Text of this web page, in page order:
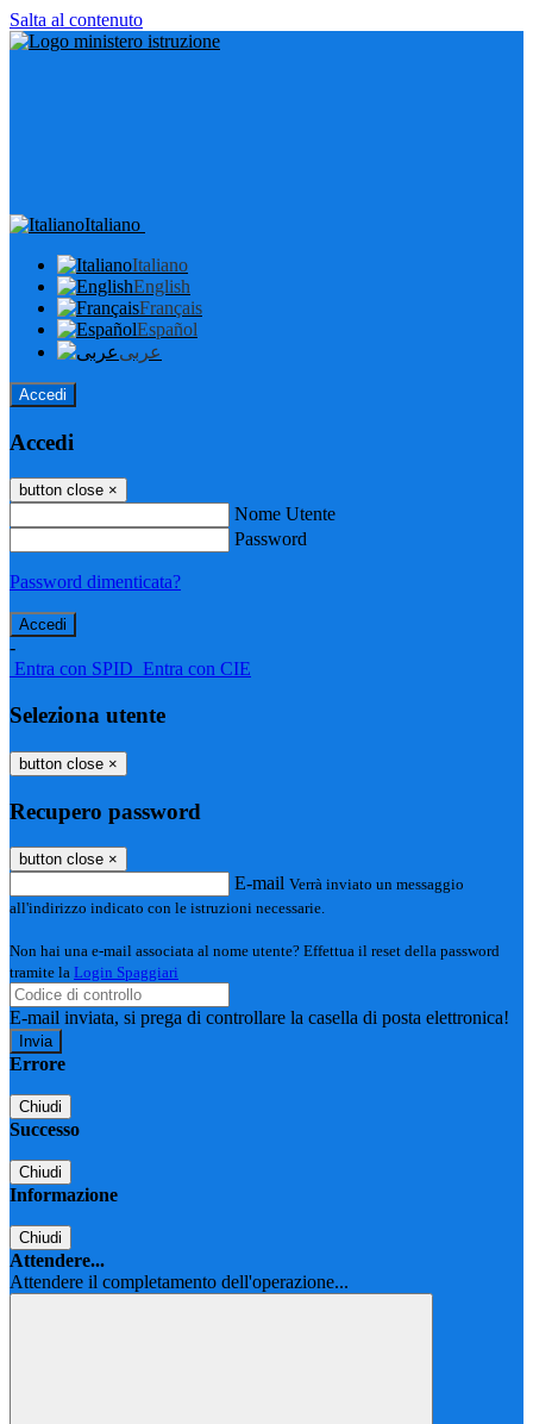
Salta al contenuto
Italiano
Italiano
English
Français
Español
عربى
Accedi
Accedi
button close ×
Nome Utente
Password
Password dimenticata?
-
Entra con SPID Entra con CIE
Seleziona utente
button close ×
Recupero password
button close ×
E-mail Verrà inviato un messaggio
all'indirizzo indicato con le istruzioni necessarie.
Non hai una e-mail associata al nome utente? Effettua il reset della password
tramite la Login Spaggiari
E-mail inviata, si prega di controllare la casella di posta elettronica!
Errore
Chiudi
Successo
Chiudi
Informazione
Chiudi
Attendere...
Attendere il completamento dell'operazione...